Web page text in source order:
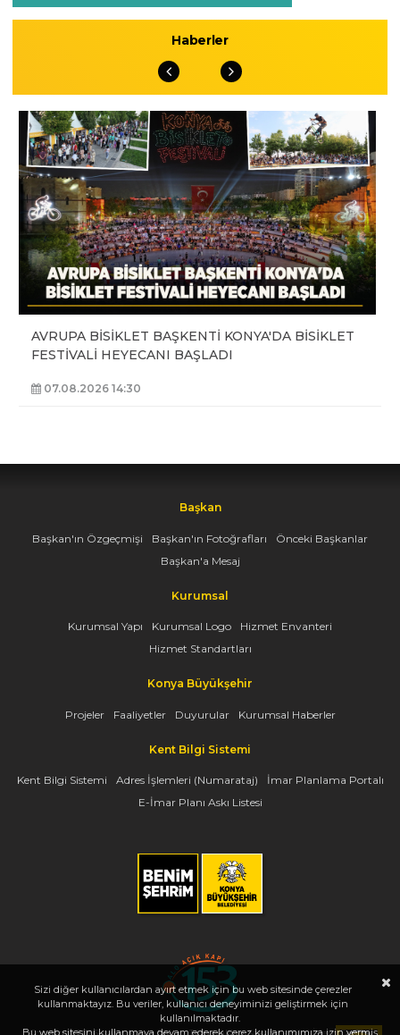
Haberler
AVRUPA BİSİKLET BAŞKENTİ KONYA'DA BİSİKLET
FESTİVALİ HEYECANI BAŞLADI
07.08.2026 14:30
Başkan
Başkan'ın Özgeçmişi Başkan'ın Fotoğrafları
Önceki Başkanlar
Başkan'a Mesaj
Kurumsal
Kurumsal Yapı Kurumsal Logo
Hizmet Envanteri
Hizmet Standartları
Konya Büyükşehir
Projeler Faaliyetler Duyurular Kurumsal Haberler
Kent Bilgi Sistemi
Kent Bilgi Sistemi Adres İşlemleri (Numarataj)
İmar Planlama Portalı
E-İmar Planı Askı Listesi
Copyright 2026, www.konya.bel.tr - Tüm Hakları Saklıdır - Bilgi İşlem Dairesi
Sizi diğer kullanıcılardan ayırt etmek için bu web sitesinde çerezler
kullanmaktayız. Bu veriler, kullanıcı deneyiminizi geliştirmek için
kullanılmaktadır.
Bu web sitesini kullanmaya devam ederek çerez kullanımımıza izin vermiş